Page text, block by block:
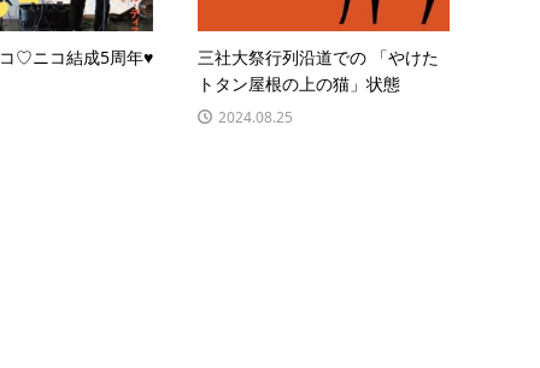
♡ニコ結成5周年♥
三社大祭行列沿道での 「やけた
トタン屋根の上の猫」状態
2024.08.25